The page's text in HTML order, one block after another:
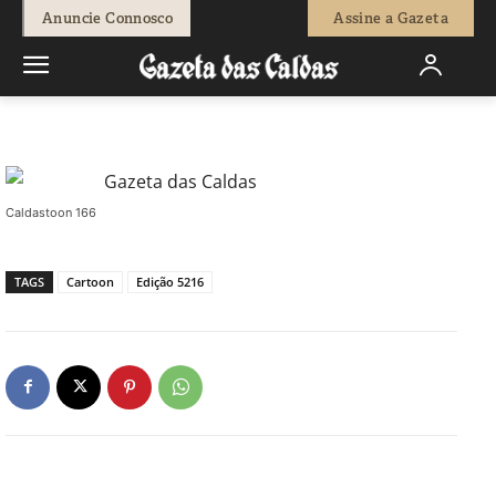
Anuncie Connosco Assine a Gazeta
Bruno Prates - 8 de Março, 2018 830 0
Caldastoon 166
TAGS Cartoon Edição 5216